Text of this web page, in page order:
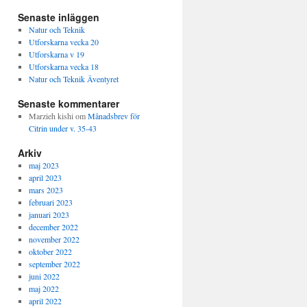
Senaste inläggen
Natur och Teknik
Utforskarna vecka 20
Utforskarna v 19
Utforskarna vecka 18
Natur och Teknik Äventyret
Senaste kommentarer
Marzieh kishi omMånadsbrev för
Citrin under v. 35-43
Arkiv
maj 2023
april 2023
mars 2023
februari 2023
januari 2023
december 2022
november 2022
oktober 2022
september 2022
juni 2022
maj 2022
april 2022